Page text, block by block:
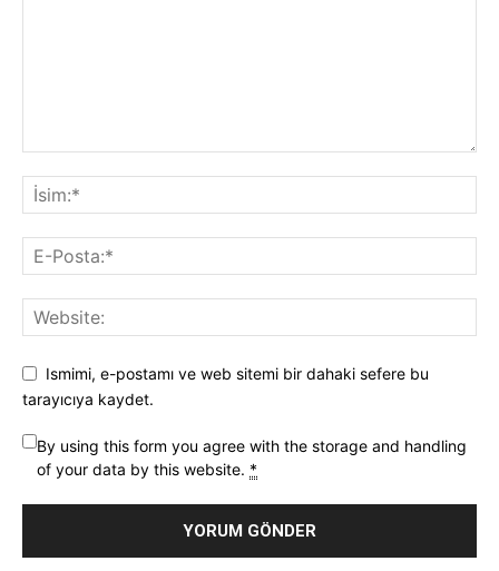
Ismimi, e-postamı ve web sitemi bir dahaki sefere bu
tarayıcıya kaydet.
By using this form you agree with the storage and handling
of your data by this website. *